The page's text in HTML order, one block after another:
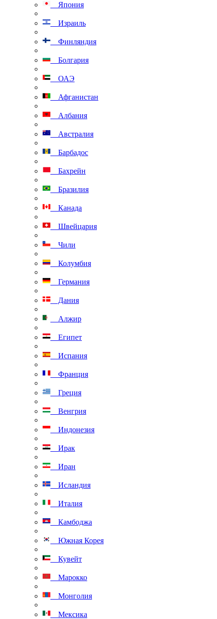
Япония
Израиль
Финляндия
Болгария
ОАЭ
Афганистан
Албания
Австралия
Барбадос
Бахрейн
Бразилия
Канада
Швейцария
Чили
Колумбия
Германия
Дания
Алжир
Египет
Испания
Франция
Греция
Венгрия
Индонезия
Ирак
Иран
Исландия
Италия
Камбоджа
Южная Корея
Кувейт
Марокко
Монголия
Мексика